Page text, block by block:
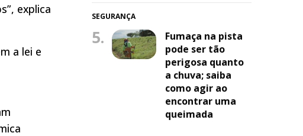
explica
a lei e
SEGURANÇA
5.
Fumaça na pista
pode ser tão
perigosa quanto
a chuva; saiba
como agir ao
encontrar uma
queimada